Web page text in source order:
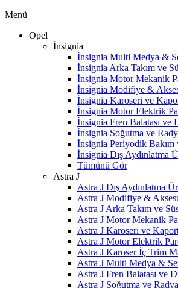
Menü
Opel
İnsignia
İnsignia Multi Medya &
İnsignia Arka Takım ve
İnsignia Motor Mekanik
İnsignia Modifiye &
İnsignia Karoseri ve
İnsignia Motor Elektrik
İnsignia Fren Balatası ve
İnsignia Soğutma ve
İnsignia Periyodik Bakım
İnsignia Dış Aydınlatma
Tümünü Gör
Astra J
Astra J Dış Aydınlatma
Astra J Modifiye &
Astra J Arka Takım ve
Astra J Motor Mekanik
Astra J Karoseri ve
Astra J Motor Elektrik
Astra J Karoser İç Trim
Astra J Multi Medya &
Astra J Fren Balatası ve
Astra J Soğutma ve